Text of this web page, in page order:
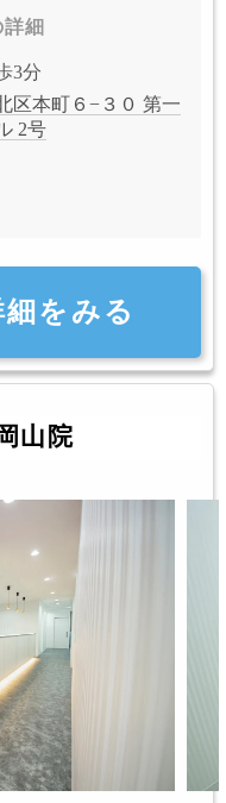
細
3分
区本町６−３０ 第一
2号
をみる
山院